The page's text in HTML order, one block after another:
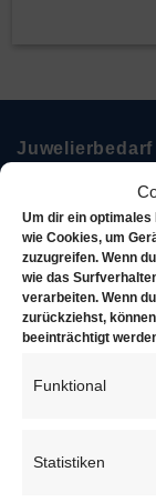
Um dir ein optimales
wie Cookies, um
zuzugreifen. Wenn
wie das
verarbeiten. Wenn
zurückziehst,
beeinträchtigt
Funktional
Statistiken
Juwelierbedarf
Juwelierbedarf
in Deutschland
Unternehmen
Ziel
den
Über